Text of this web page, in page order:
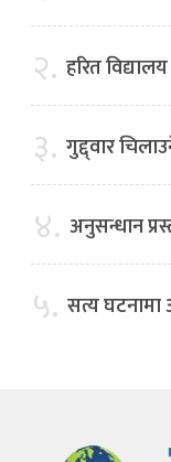
२. हरित
३. गुद्द्वार
४. अनुसन्धान
५. सत्य घटनामा